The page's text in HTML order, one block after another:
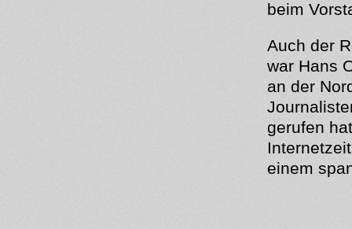
beim
Auch der
war Hans
an der
gerufen
einem